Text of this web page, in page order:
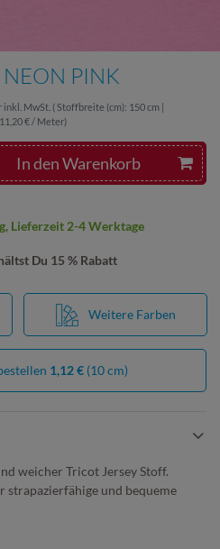
NEON PINK
inkl. MwSt. ( Stoffbreite (cm): 150 cm |
11,20 € / Meter)
Du 15 % Rabatt
In den Warenkorb
Lieferzeit 2-4 Werktage
Weitere Farben
1,12 € (10 cm)
weicher Tricot Jersey Stoff.
strapazierfähige und bequeme